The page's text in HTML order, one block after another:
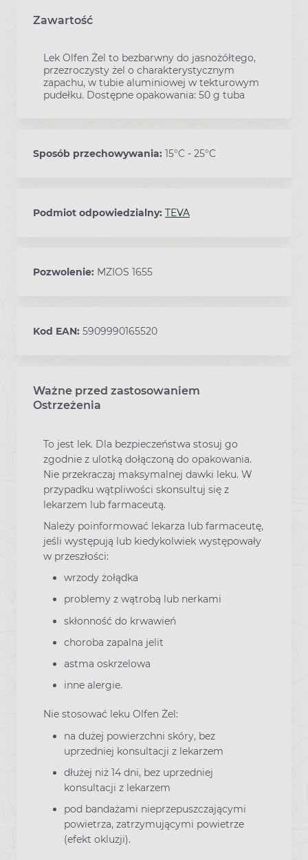
Zawartość
Lek Olfen Żel to bezbarwny do jasnożółtego,
przezroczysty żel o charakterystycznym
zapachu, w tubie aluminiowej w tekturowym
pudełku. Dostępne opakowania: 50 g tuba
Sposób przechowywania: 15°C - 25°C
Podmiot odpowiedzialny: TEVA
Pozwolenie: MZIOS 1655
Kod EAN: 5909990165520
Ważne przed zastosowaniem
Ostrzeżenia
To jest lek. Dla bezpieczeństwa stosuj go
zgodnie z ulotką dołączoną do opakowania.
Nie przekraczaj maksymalnej dawki leku. W
przypadku wątpliwości skonsultuj się z
lekarzem lub farmaceutą.
Należy poinformować lekarza lub farmaceutę,
jeśli występują lub kiedykolwiek występowały
w przeszłości:
wrzody żołądka
problemy z wątrobą lub nerkami
skłonność do krwawień
choroba zapalna jelit
astma oskrzelowa
inne alergie.
Nie stosować leku Olfen Żel:
na dużej powierzchni skóry, bez
uprzedniej konsultacji z lekarzem
dłużej niż 14 dni, bez uprzedniej
konsultacji z lekarzem
pod bandażami nieprzepuszczającymi
powietrza, zatrzymującymi powietrze
(efekt okluzji).